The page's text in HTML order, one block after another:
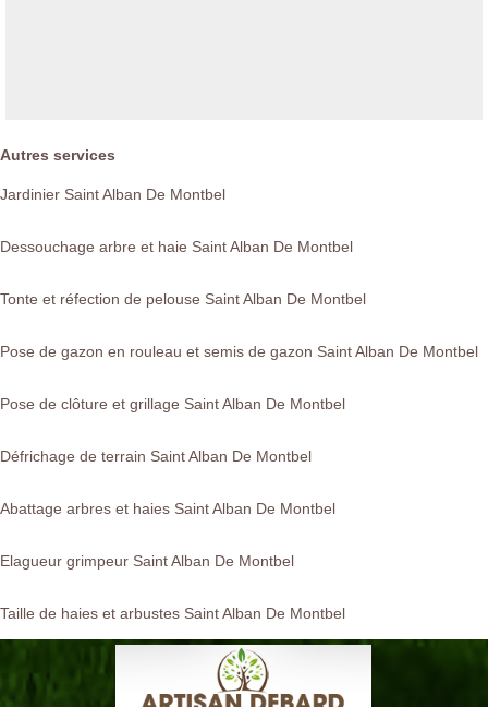
Autres services
Jardinier Saint Alban De Montbel
Dessouchage arbre et haie Saint Alban De Montbel
Tonte et réfection de pelouse Saint Alban De Montbel
Pose de gazon en rouleau et semis de gazon Saint Alban De Montbel
Pose de clôture et grillage Saint Alban De Montbel
Défrichage de terrain Saint Alban De Montbel
Abattage arbres et haies Saint Alban De Montbel
Elagueur grimpeur Saint Alban De Montbel
Taille de haies et arbustes Saint Alban De Montbel